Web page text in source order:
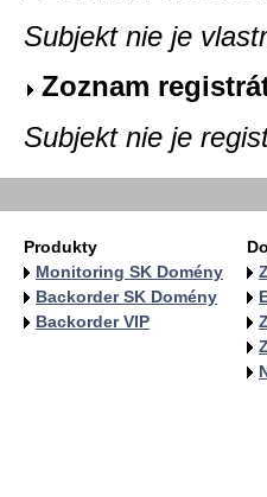
Subjekt nie je
Zoznam
Subjekt nie je
Produkty
Monitoring SK Domény
Backorder SK Domény
Backorder VIP